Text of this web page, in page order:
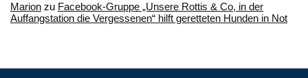
Marion zu Facebook-Gruppe „Unsere Rottis & Co, in der
Auffangstation die Vergessenen“ hilft geretteten Hunden in Not